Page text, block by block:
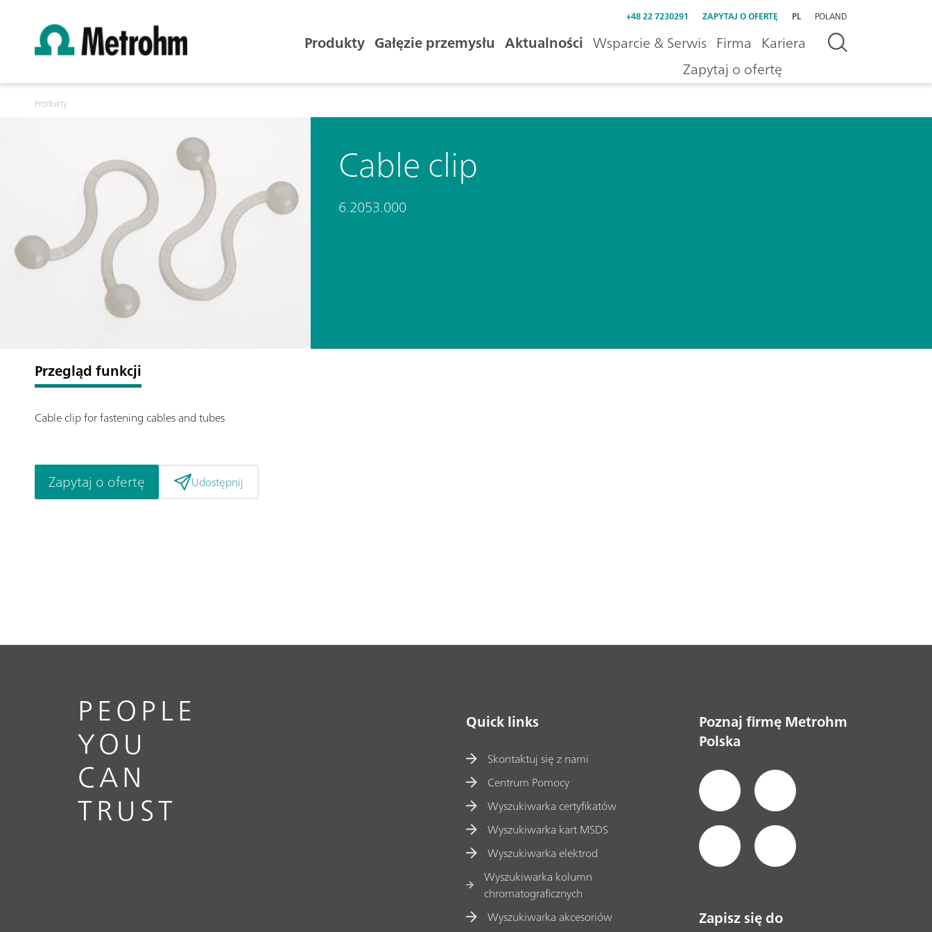
+48 22 7230291 ZAPYTAJ O OFERTĘ PL POLAND
Produkty Gałęzie przemysłu Aktualności Wsparcie & Serwis Firma Kariera
Zapytaj o ofertę
Produkty
Cable clip
6.2053.000
Przegląd funkcji
Cable clip for fastening cables and tubes
Zapytaj o ofertę Udostępnij
PEOPLE
YOU
CAN
TRUST
Quick links
Skontaktuj się z nami
Centrum Pomocy
Wyszukiwarka certyfikatów
Wyszukiwarka kart MSDS
Wyszukiwarka elektrod
Wyszukiwarka kolumn
chromatograficznych
Wyszukiwarka akcesoriów
Poznaj firmę Metrohm
Polska
Zapisz się do